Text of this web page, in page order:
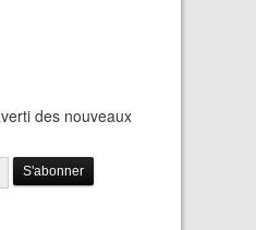
des nouveaux